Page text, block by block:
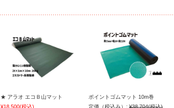
★ アラオ エコＢ山マット
¥18,500(税込)
ポイントゴムマット 10m巻
定価（税込み）: ¥38,704(税込)